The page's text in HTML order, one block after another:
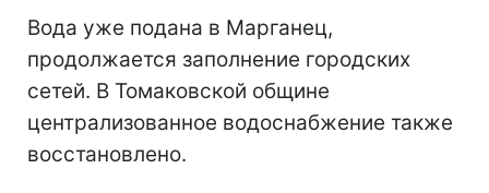
Вода уже подана в Марганец,
продолжается заполнение городских
сетей. В Томаковской общине
централизованное водоснабжение также
восстановлено.